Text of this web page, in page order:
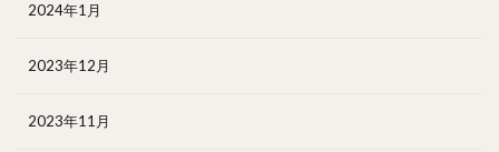
2024年1月
2023年12月
2023年11月